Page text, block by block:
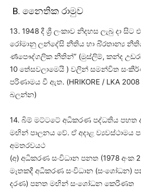
B. නෛතික රාමුව
13. 1948 දී ශ්‍රී ලංකාව නිදහස ලැබු දා
රෝමානු ලන්දේසි නීතිය හා බි්‍රතාන්‍ය
ර්‍ණපෞද්ගලික නීතින්” (මුස්ලිම්, කන්ද
10 තේසවලාමෙයි ) වලින් සමන්විත
පරිණාමය වී ඇත. (HRIKORE / LKA
බලන්න)
14. බිම් මට්ටටේ අධිකරණ පද්ධතිය පහත
මඟින් පාලනය වේ. ඒ අදාළ ව්‍යවස්ථාමය
අමතරවයථ
(අ) අධිකරණ සංවිධාන පනත (1978 අංක
මෑතකදී අධිකරණ සංවිධාන (සංශෝධන)
දරණ) පනත මඟින් සංශෝධන කෙරිණත